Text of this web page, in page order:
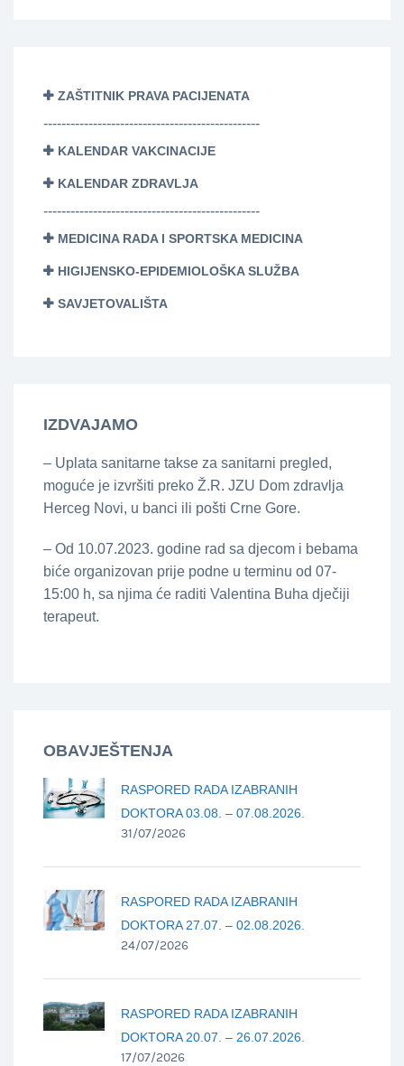
ZAŠTITNIK PRAVA PACIJENATA
------------------------------------------------
KALENDAR VAKCINACIJE
KALENDAR ZDRAVLJA
------------------------------------------------
MEDICINA RADA I SPORTSKA MEDICINA
HIGIJENSKO-EPIDEMIOLOŠKA SLUŽBA
SAVJETOVALIŠTA
IZDVAJAMO
– Uplata sanitarne takse za sanitarni pregled,
moguće je izvršiti preko Ž.R. JZU Dom zdravlja
Herceg Novi, u banci ili pošti Crne Gore.
– Od 10.07.2023. godine rad sa djecom i bebama
biće organizovan prije podne u terminu od 07-
15:00 h, sa njima će raditi Valentina Buha dječiji
terapeut.
OBAVJEŠTENJA
RASPORED RADA IZABRANIH
DOKTORA 03.08. – 07.08.2026.
31/07/2026
RASPORED RADA IZABRANIH
DOKTORA 27.07. – 02.08.2026.
24/07/2026
RASPORED RADA IZABRANIH
DOKTORA 20.07. – 26.07.2026.
17/07/2026